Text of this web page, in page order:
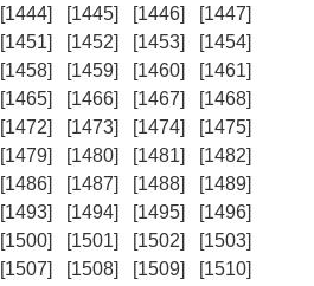
[1444] [1445] [1446]
[1447]
[1451] [1452] [1453]
[1454]
[1458] [1459] [1460]
[1461]
[1465] [1466] [1467]
[1468]
[1472] [1473] [1474]
[1475]
[1479] [1480] [1481]
[1482]
[1486] [1487] [1488]
[1489]
[1493] [1494] [1495]
[1496]
[1500] [1501] [1502]
[1503]
[1507] [1508] [1509]
[1510]